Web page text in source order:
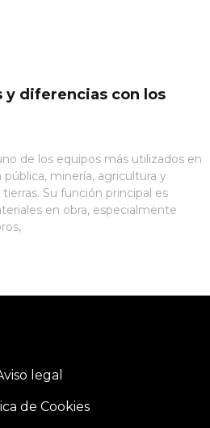
y diferencias con los
de los equipos más utilizados en
minería, agricultura y
Su función principal es
en obra, especialmente
legal
de Cookies